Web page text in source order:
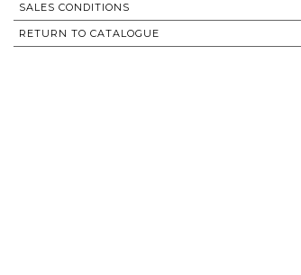
SALES CONDITIONS
RETURN TO CATALOGUE